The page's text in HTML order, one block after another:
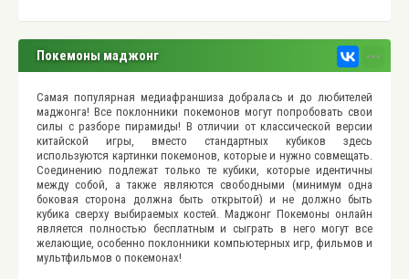
Покемоны маджонг
Самая популярная медиафраншиза добралась и до любителей
маджонга! Все поклонники покемонов могут попробовать свои
силы с разборе пирамиды! В отличии от классической версии
китайской игры, вместо стандартных кубиков здесь
используются картинки покемонов, которые и нужно совмещать.
Соединению подлежат только те кубики, которые идентичны
между собой, а также являются свободными (минимум одна
боковая сторона должна быть открытой) и не должно быть
кубика сверху выбираемых костей. Маджонг Покемоны онлайн
является полностью бесплатным и сыграть в него могут все
желающие, особенно поклонники компьютерных игр, фильмов и
мультфильмов о покемонах!